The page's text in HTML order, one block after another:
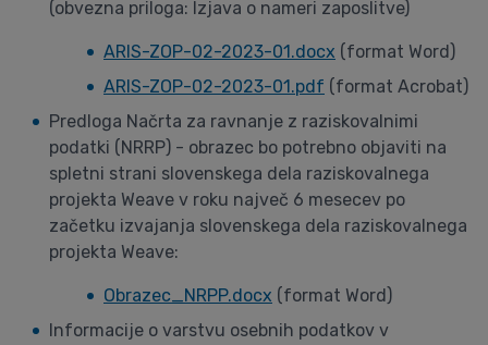
(obvezna priloga: Izjava o nameri zaposlitve)
ARIS-ZOP-02-2023-01.docx (format Word)
ARIS-ZOP-02-2023-01.pdf (format Acrobat)
Predloga Načrta za ravnanje z raziskovalnimi
podatki (NRRP) - obrazec bo potrebno objaviti na
spletni strani slovenskega dela raziskovalnega
projekta Weave v roku največ 6 mesecev po
začetku izvajanja slovenskega dela raziskovalnega
projekta Weave:
Obrazec_NRPP.docx (format Word)
Informacije o varstvu osebnih podatkov v